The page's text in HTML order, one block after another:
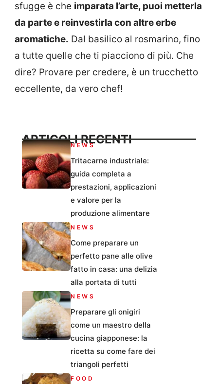
sfugge è che imparata l’arte, puoi metterla
da parte e reinvestirla con altre erbe
aromatiche. Dal basilico al rosmarino, fino
a tutte quelle che ti piacciono di più. Che
dire? Provare per credere, è un trucchetto
eccellente, da vero chef!
ARTICOLI RECENTI
NEWS
Tritacarne industriale:
guida completa a
prestazioni, applicazioni
e valore per la
produzione alimentare
NEWS
Come preparare un
perfetto pane alle olive
fatto in casa: una delizia
alla portata di tutti
NEWS
Preparare gli onigiri
come un maestro della
cucina giapponese: la
ricetta su come fare dei
triangoli perfetti
FOOD